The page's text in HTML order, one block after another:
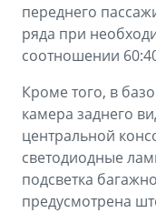
переднего
ряда при
соотношении
Кроме того, в
камера заднего
центральной
светодиодные
подсветка
предусмотрена